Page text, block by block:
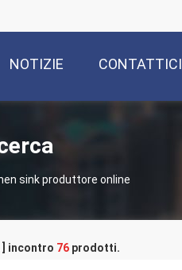
NOTIZIE CONTATTICI
sink produttore online
] incontro 76 prodotti.